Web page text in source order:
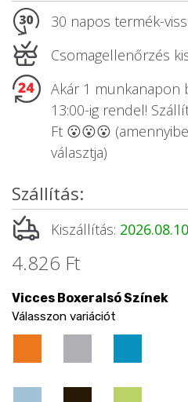
30 napos termék-
Csomagellenőrzés
Akár 1 munkanapon
13:00-ig rendel!
Ft 😮😮😮
választja)
Szállítás:
Kiszállítás:
4.826 Ft
Vicces Boxeralsó Színek
Válasszon variációt